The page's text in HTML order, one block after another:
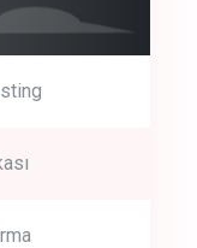
credit card